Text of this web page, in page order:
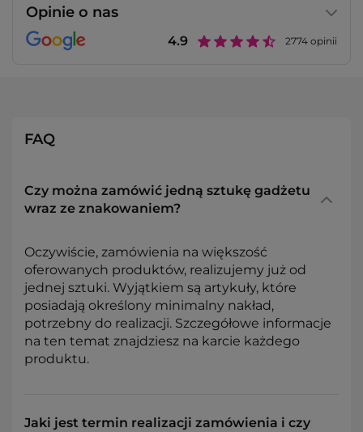
Opinie o nas
4.9 2774 opinii
FAQ
Czy można zamówić jedną sztukę gadżetu
wraz ze znakowaniem?
Oczywiście, zamówienia na większość
oferowanych produktów, realizujemy już od
jednej sztuki. Wyjątkiem są artykuły, które
posiadają określony minimalny nakład,
potrzebny do realizacji. Szczegółowe informacje
na ten temat znajdziesz na karcie każdego
produktu.
Jaki jest termin realizacji zamówienia i czy